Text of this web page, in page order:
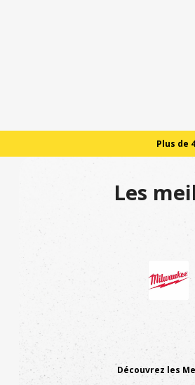
Plus de
Les
Découvrez les